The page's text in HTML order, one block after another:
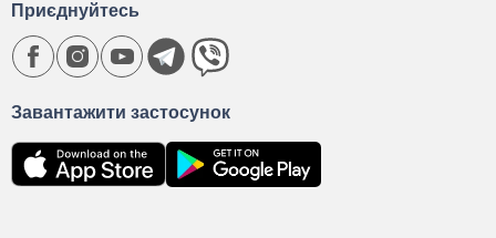
Завантажити застосунок
Приєднуйтесь